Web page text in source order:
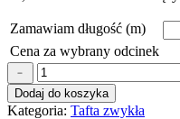
Zamawiam długość (m)
Cena za wybrany odcinek
ilość
Tafta
Wrzos
﹣
Dodaj do koszyka
Kategoria: Tafta zwykła